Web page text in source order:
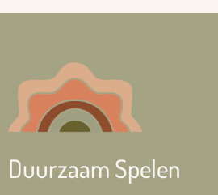
Duurzaam Spelen